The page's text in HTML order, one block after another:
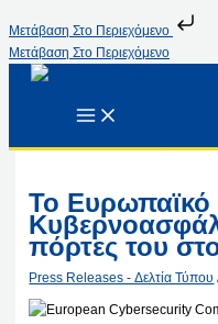
Μετάβαση Στο Περιεχόμενο
Μετάβαση Στο Περιεχόμενο
Το Ευρωπαϊκό
πόρτες του
Press Releases - Δελτία Τύπου